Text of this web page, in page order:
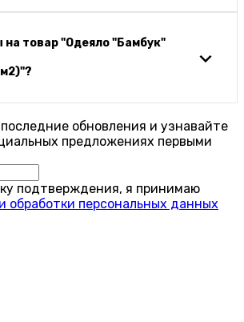
на товар "Одеяло "Бамбук"
обновления и узнавайте
предложениях первыми
подтверждения, я принимаю
обработки персональных данных